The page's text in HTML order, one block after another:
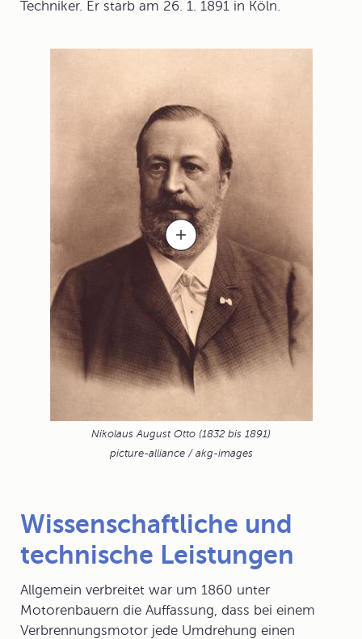
Techniker. Er starb am 26. 1. 1891 in Köln.
Nikolaus August Otto (1832 bis 1891)
picture-alliance / akg-images
Wissenschaftliche und
technische Leistungen
Allgemein verbreitet war um 1860 unter
Motorenbauern die Auffassung, dass bei einem
Verbrennungsmotor jede Umdrehung einen